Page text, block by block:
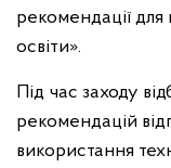
рекомендації для
освіти».
Під час заходу
рекомендацій
використання